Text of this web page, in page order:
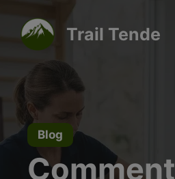
contenu
Trail Tende
Blog
Comment